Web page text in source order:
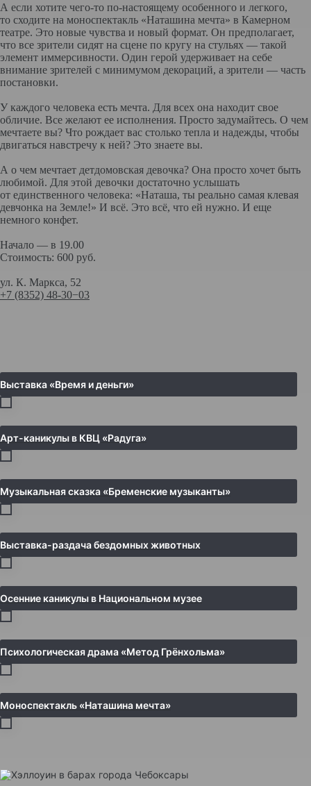
А если хотите чего-то по-настоящему особенного и легкого,
то сходите на моноспектакль «Наташина мечта» в Камерном
театре. Это новые чувства и новый формат. Он предполагает,
что все зрители сидят на сцене по кругу на стульях — такой
элемент иммерсивности. Один герой удерживает на себе
внимание зрителей с минимумом декораций, а зрители — часть
постановки.
У каждого человека есть мечта. Для всех она находит свое
обличие. Все желают ее исполнения. Просто задумайтесь. О чем
мечтаете вы? Что рождает вас столько тепла и надежды, чтобы
двигаться навстречу к ней? Это знаете вы.
А о чем мечтает детдомовская девочка? Она просто хочет быть
любимой. Для этой девочки достаточно услышать
от единственного человека: «Наташа, ты реально самая клевая
девчонка на Земле!» И всё. Это всё, что ей нужно. И еще
немного конфет.
Начало — в 19.00
Стоимость: 600 руб.
ул. К. Маркса, 52
+7 (8352) 48‑30−03
Выставка «Время и деньги»
Арт-каникулы в КВЦ «Радуга»
Музыкальная сказка «Бременские музыканты»
Выставка-раздача бездомных животных
Осенние каникулы в Национальном музее
Психологическая драма «Метод Грёнхольма»
Моноспектакль «Наташина мечта»